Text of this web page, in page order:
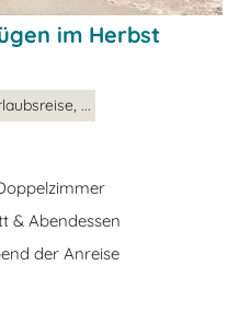
im Herbst
...
& Abendessen
der Anreise